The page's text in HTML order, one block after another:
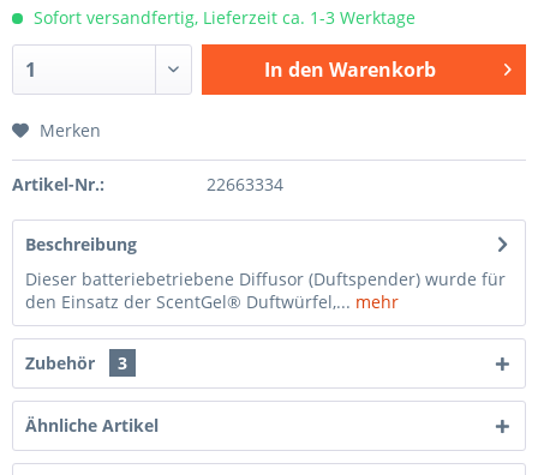
Sofort versandfertig, Lieferzeit ca. 1-3 Werktage
In den Warenkorb
Merken
Artikel-Nr.: 22663334
Beschreibung
Dieser batteriebetriebene Diffusor (Duftspender) wurde für
den Einsatz der ScentGel® Duftwürfel,... mehr
Zubehör 3
Ähnliche Artikel